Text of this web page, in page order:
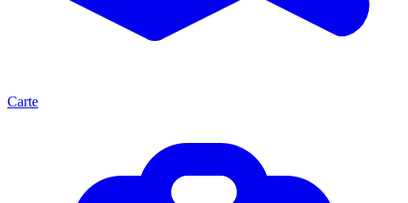
Carte